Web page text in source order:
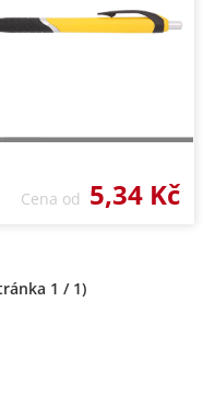
Cena od 5,34 Kč
1 / 1)